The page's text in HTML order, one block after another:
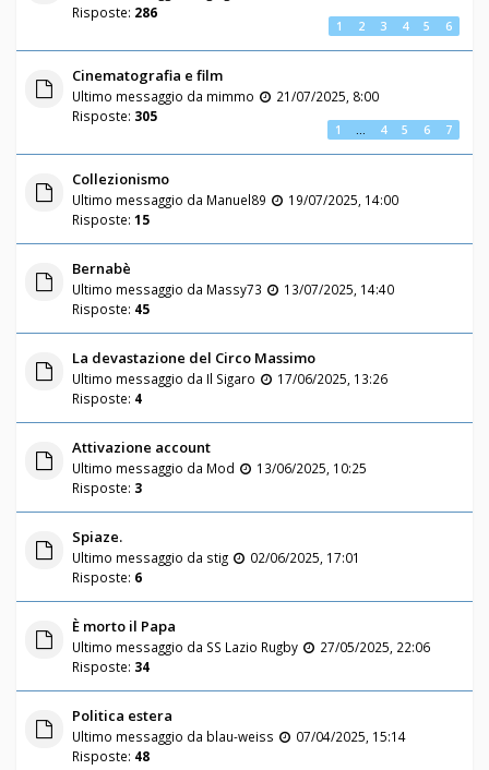
Risposte: 286
1 2 3 4 5 6
Cinematografia e film
Ultimo messaggio da mimmo
21/07/2025, 8:00
Risposte: 305
1 … 4 5 6 7
Collezionismo
Ultimo messaggio da Manuel89
19/07/2025, 14:00
Risposte: 15
Bernabè
Ultimo messaggio da Massy73
13/07/2025, 14:40
Risposte: 45
La devastazione del Circo Massimo
Ultimo messaggio da Il Sigaro
17/06/2025, 13:26
Risposte: 4
Attivazione account
Ultimo messaggio da Mod
13/06/2025, 10:25
Risposte: 3
Spiaze.
Ultimo messaggio da stig
02/06/2025, 17:01
Risposte: 6
È morto il Papa
Ultimo messaggio da SS Lazio Rugby
27/05/2025, 22:06
Risposte: 34
Politica estera
Ultimo messaggio da blau-weiss
07/04/2025, 15:14
Risposte: 48